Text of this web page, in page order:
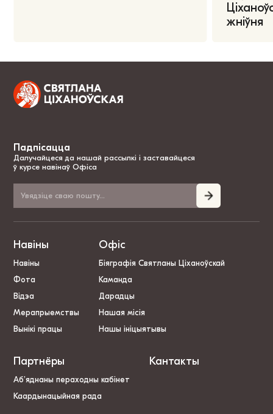
жніўня
Падпісацца
Далучайцеся да нашай рассылкі і заставайцеся
ў курсе навінаў Офіса
Навіны
Навіны
Фота
Відэа
Мерапрыемствы
Вынікі працы
Офіс
Біяграфія Святланы Ціханоўскай
Каманда
Дарадцы
Нашая місія
Нашы ініцыятывы
Партнёры
Аб’яднаны пераходны кабінет
Каардынацыйная рада
Кантакты